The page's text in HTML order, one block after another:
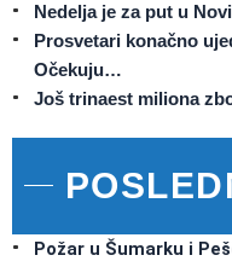
Nedelja je za put u
Prosvetari konačno
Očekuju…
Još trinaest miliona
Požar u Šumarku i